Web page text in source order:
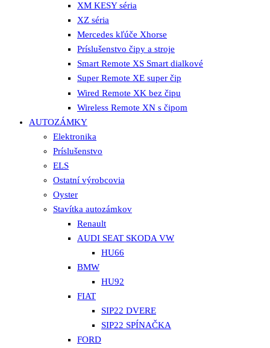
XM KESY séria
XZ séria
Mercedes kľúče Xhorse
Príslušenstvo čipy a stroje
Smart Remote XS Smart dialkové
Super Remote XE super čip
Wired Remote XK bez čipu
Wireless Remote XN s čipom
AUTOZÁMKY
Elektronika
Príslušenstvo
ELS
Ostatní výrobcovia
Oyster
Stavítka autozámkov
Renault
AUDI SEAT SKODA VW
HU66
BMW
HU92
FIAT
SIP22 DVERE
SIP22 SPÍNAČKA
FORD